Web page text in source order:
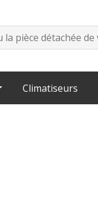
Climatiseurs